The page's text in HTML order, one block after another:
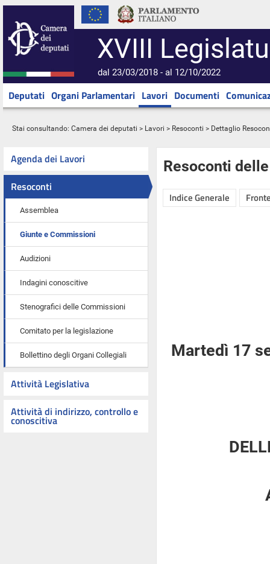
XVIII
dal 23/03/2018 - al 12/10/2022
Deputati Organi Parlamentari Lavori Documenti
Stai consultando: Camera dei deputati > Lavori > Resoconti > Dettaglio
Agenda dei Lavori
Resoconti
Assemblea
Giunte e Commissioni
Audizioni
Indagini conoscitive
Stenografici delle Commissioni
Comitato per la legislazione
Bollettino degli Organi Collegiali
Attività Legislativa
Attività di indirizzo, controllo e
conoscitiva
Resoconti
Indice Generale
Martedì 17